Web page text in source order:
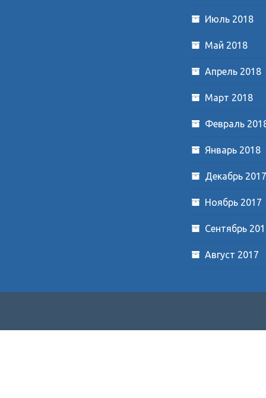
Июль 2018
Май 2018
Апрель 2018
Март 2018
Февраль
Январь 2018
Декабрь 2017
Ноябрь 2017
Сентябрь
Август 2017